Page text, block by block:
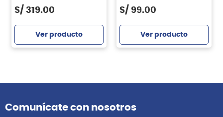
S/ 319.00
Ver producto
S/ 99.00
Ver producto
Comunícate con nosotros